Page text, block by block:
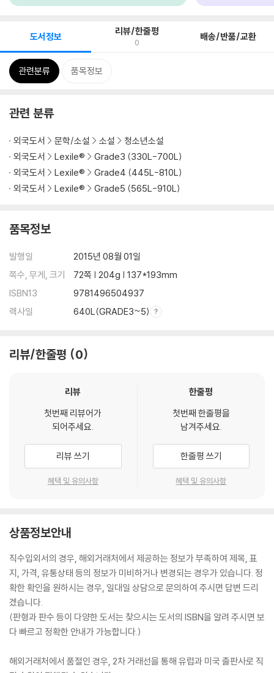
도서정보 리뷰/한줄평
0 배송/반품/교환
관련분류 품목정보
관련 분류
외국도서 문학/소설 소설
청소년소설
외국도서
Lexile®
Grade3 (330L-700L)
외국도서
Lexile®
Grade4 (445L-810L)
외국도서
Lexile® Grade5 (565L-910L)
품목정보
발행일
2015년 08월 01일
쪽수, 무게, 크기
72쪽 | 204g | 137*193mm
ISBN13
9781496504937
렉사일
640L(GRADE3~5)
리뷰/한줄평 0
리뷰
첫번째 리뷰어가
되어주세요.
리뷰 쓰기
혜택 및 유의사항
한줄평
첫번째 한줄평을
남겨주세요.
한줄평 쓰기
혜택 및 유의사항
상품정보안내
직수입외서의 경우, 해외거래처에서 제공하는 정보가 부족하여 제목, 표
지, 가격, 유통상태 등의 정보가 미비하거나 변경되는 경우가 있습니다. 정
확한 확인을 원하시는 경우, 일대일 상담으로 문의하여 주시면 답변 드리
겠습니다.
(판형과 판수 등이 다양한 도서는 찾으시는 도서의 ISBN을 알려 주시면 보
다 빠르고 정확한 안내가 가능합니다.)
해외거래처에서 품절인 경우, 2차 거래선을 통해 유럽과 미국 출판사로 직